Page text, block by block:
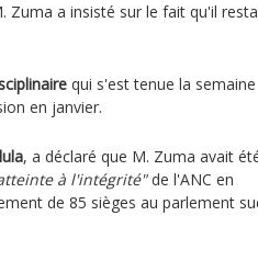
Zuma a insisté sur le fait qu'il
qui s'est tenue la semaine
en janvier.
, a déclaré que M. Zuma avait
à l'intégrité"de l'ANC en
de 85 sièges au parlement